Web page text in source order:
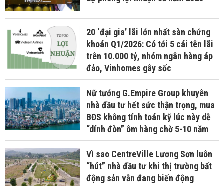
20 ‘đại gia’ lãi lớn nhất sàn chứng
khoán Q1/2026: Có tới 5 cái tên lãi
trên 10.000 tỷ, nhóm ngân hàng áp
đảo, Vinhomes gây sốc
Nữ tướng G.Empire Group khuyên
nhà đầu tư hết sức thận trọng, mua
BĐS không tính toán kỹ lúc này dễ
“dính đòn” ôm hàng chờ 5-10 năm
Vì sao CentreVille Lương Sơn luôn
“hút” nhà đầu tư khi thị trường bất
động sản vẫn đang biến động